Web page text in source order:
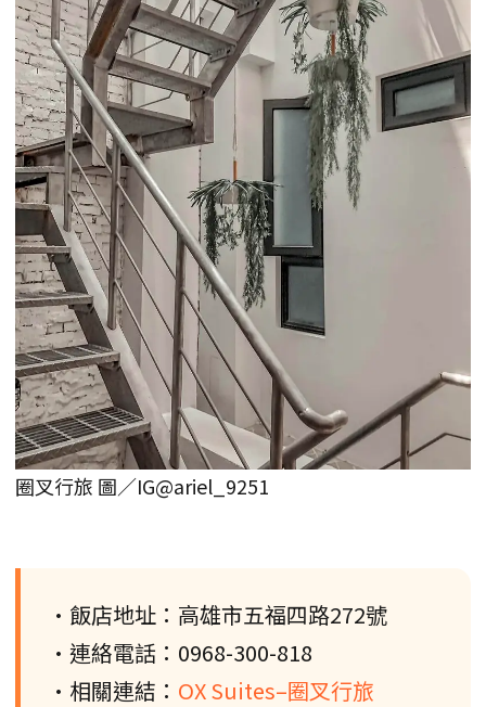
圈叉行旅 圖／IG@ariel_9251
•飯店地址：高雄市五福四路272號
•連絡電話：0968-300-818
•相關連結： OX Suites–圈叉行旅